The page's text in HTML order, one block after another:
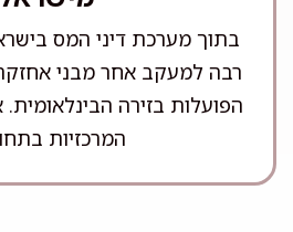
בתוך מערכת דיני המס
רבה למעקב אחר מבני
הפועלות בזירה
המרכזיות